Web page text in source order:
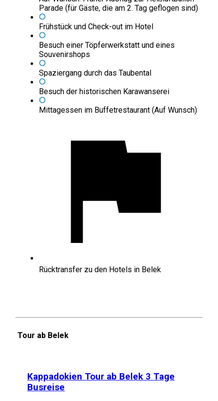
Parade (für Gäste, die am 2. Tag geflogen sind)
Frühstück und Check-out im Hotel
Besuch einer Töpferwerkstatt und eines
Souvenirshops
Spaziergang durch das Taubental
Besuch der historischen Karawanserei
Mittagessen im Buffetrestaurant (Auf Wunsch)
Rücktransfer zu den Hotels in Belek
Tour ab Belek
Kappadokien Tour ab Belek 3 Tage
Busreise